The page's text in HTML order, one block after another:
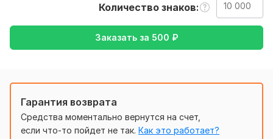
Образование и наука,
Работа, карьера,
Спорт, Электроника, гаджеты
с Русского на Английский
Объем услуги в кворке:
Количество знаков
Заказать за 500 ₽
Гарантия возврата
Средства моментально вернутся на счет,
если что-то пойдет не так. Как это работает?